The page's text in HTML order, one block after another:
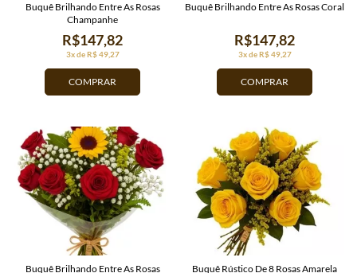
COMPRAR
3x de R$ 49,27
R$147,82
Buquê Brilhando Entre As Rosas
Champanhe
COMPRAR
3x de R$ 49,27
R$147,82
Buquê Brilhando Entre As Rosas Coral
Buquê Brilhando Entre As Rosas
Buquê Rústico De 8 Rosas Amarela